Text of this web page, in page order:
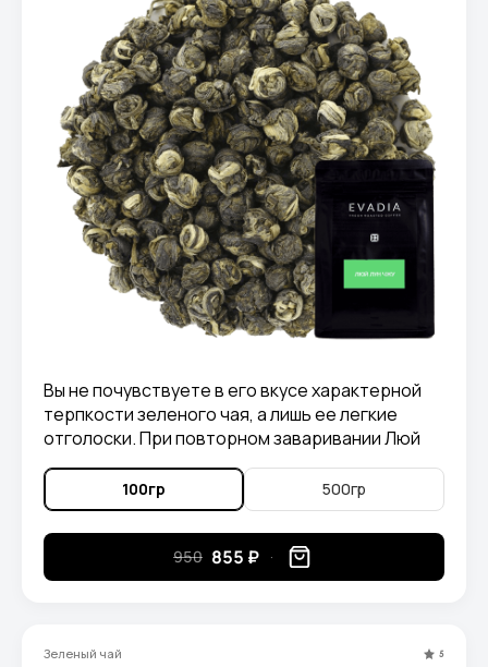
Вы не почувствуете в его вкусе характерной
терпкости зеленого чая, а лишь ее легкие
отголоски. При повторном заваривании Люй
Лун Чжу, можно ощутить в его вкусе приятные
нотки злаковых растений.
100гр 500гр
950 855 ₽
Зеленый чай 5